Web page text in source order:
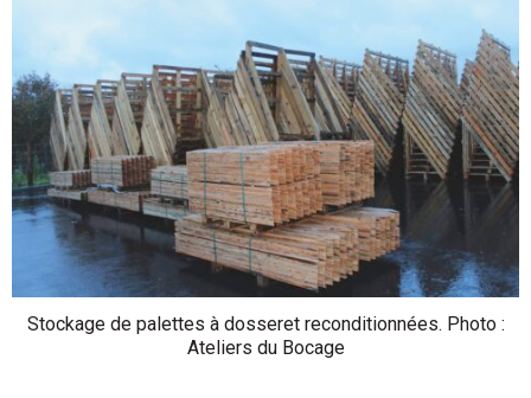
Stockage de palettes à dosseret reconditionnées. Photo :
Ateliers du Bocage